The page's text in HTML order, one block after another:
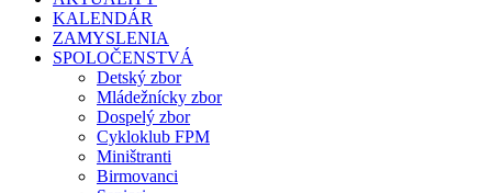
KALENDÁR
ZAMYSLENIA
SPOLOČENSTVÁ
Detský zbor
Mládežnícky zbor
Dospelý zbor
Cykloklub FPM
Miništranti
Birmovanci